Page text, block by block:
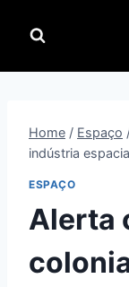
para
Home / Espaço
indústria
ESPAÇO
Alerta